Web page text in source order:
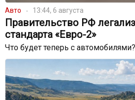
Авто 13:44, 6 августа
Правительство РФ
стандарта «Евро-2»
Что будет теперь с автомобилями?